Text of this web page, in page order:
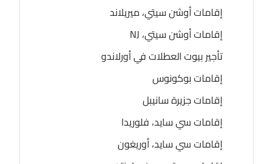
إقامات أوشن سيتي، ميريلاند
إقامات أوشن سيتي، NJ
تأجير بيوت العطلات في أورلاندو
إقامات بوكونوس
إقامات جزيرة سانيبل
إقامات سي سايد، فلوريدا
إقامات سي سايد، أوريغون